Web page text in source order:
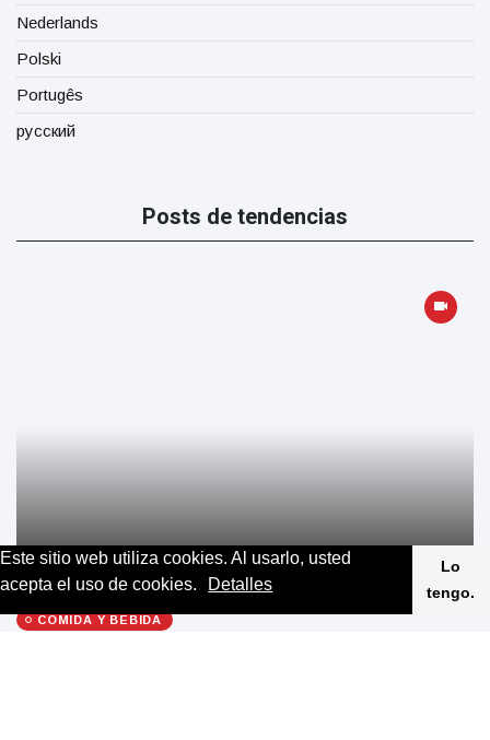
Este sitio web utiliza cookies. Al usarlo, usted
acepta el uso de cookies.
Detalles
Lo
tengo.
Nederlands
Polski
Portugês
русский
Posts de tendencias
COMIDA Y BEBIDA